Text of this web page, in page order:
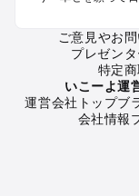
小金井・小平・西
府中・調布・狛江
青梅・奥多摩のプ
蒲田・大森・羽田
葛西・新木場・亀
北千住・日暮里・荒
ご意見やお
プレゼン
特定
いこーよ運
運営会社トップブ
会社情報